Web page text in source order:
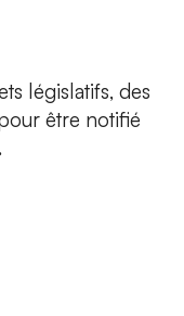
législatifs, des
être notifié